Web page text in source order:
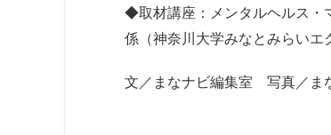
◆取材講座：メンタルヘルス・
係（神奈川大学みなとみらいエ
文／まなナビ編集室 写真／ま